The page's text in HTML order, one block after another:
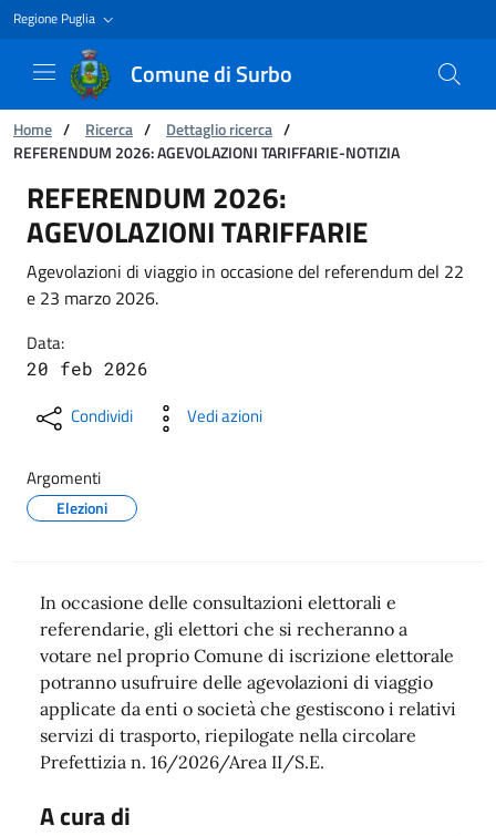
Regione Puglia
Comune di Surbo
Ti trovi in:
Home / Ricerca / Dettaglio ricerca /
REFERENDUM 2026: AGEVOLAZIONI TARIFFARIE-NOTIZIA
REFERENDUM 2026: AGEVOLAZIONI
REFERENDUM 2026:
AGEVOLAZIONI TARIFFARIE
Agevolazioni di viaggio in occasione del referendum del 22
e 23 marzo 2026.
Data:
20 feb 2026
Condividi Vedi azioni
Argomenti
Elezioni
In occasione delle consultazioni elettorali e
referendarie, gli elettori che si recheranno a
votare nel proprio Comune di iscrizione elettorale
potranno usufruire delle agevolazioni di viaggio
applicate da enti o società che gestiscono i relativi
servizi di trasporto, riepilogate nella circolare
Prefettizia n. 16/2026/Area II/S.E.
A cura di